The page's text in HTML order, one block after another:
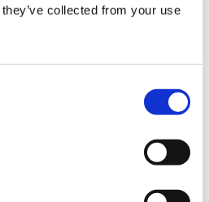
collected from your use
Analytics è in grado di
questi parametri, aggiunti nella
di destinazione, puoi utilizzare
delle seguenti voci: